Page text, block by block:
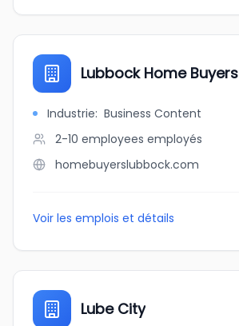
Lubbock Home Buyers
Industrie: Business Content
2-10 employees employés
homebuyerslubbock.com
Voir les emplois et détails
Lube City